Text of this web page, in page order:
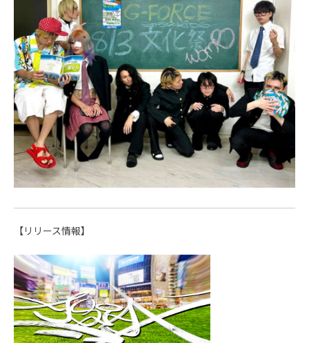
【リリース情報】